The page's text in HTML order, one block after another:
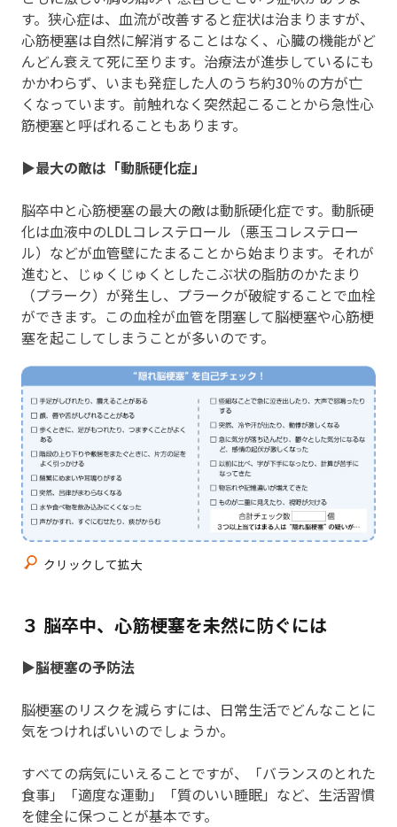
す。狭心症は、血流が改善すると症状は治まりますが、
心筋梗塞は自然に解消することはなく、心臓の機能がど
んどん衰えて死に至ります。治療法が進歩しているにも
かかわらず、いまも発症した人のうち約30％の方が亡
くなっています。前触れなく突然起こることから急性心
筋梗塞と呼ばれることもあります。
▶最大の敵は「動脈硬化症」
脳卒中と心筋梗塞の最大の敵は動脈硬化症です。動脈硬
化は血液中のLDLコレステロール（悪玉コレステロー
ル）などが血管壁にたまることから始まります。それが
進むと、じゅくじゅくとしたこぶ状の脂肪のかたまり
（プラーク）が発生し、プラークが破綻することで血栓
ができます。この血栓が血管を閉塞して脳梗塞や心筋梗
塞を起こしてしまうことが多いのです。
クリックして拡大
３ 脳卒中、心筋梗塞を未然に防ぐには
▶脳梗塞の予防法
脳梗塞のリスクを減らすには、日常生活でどんなことに
気をつければいいのでしょうか。
すべての病気にいえることですが、「バランスのとれた
食事」「適度な運動」「質のいい睡眠」など、生活習慣
を健全に保つことが基本です。